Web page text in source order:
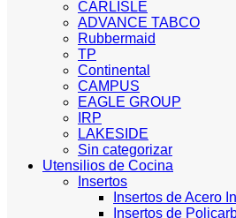
CARLISLE
ADVANCE TABCO
Rubbermaid
TP
Continental
CAMPUS
EAGLE GROUP
IRP
LAKESIDE
Sin categorizar
Utensilios de Cocina
Insertos
Insertos de Acero
Insertos de